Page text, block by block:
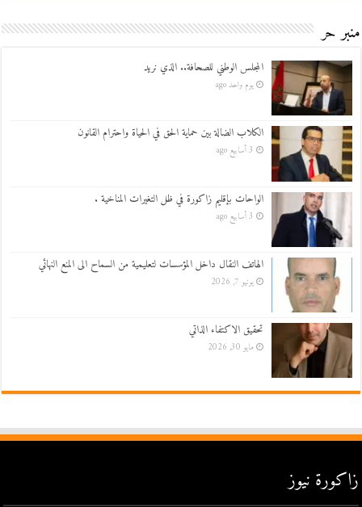
منبر حر
المجلس الوطني للصحافة.. الذي نريد
يوم واحد ago
الكلاب الضالة بين حماية الحق في الحياة واحترام القانون
3 أسابيع ago
الواحات بإقليم زاكورة في ظل التغيرات المناخية .
3 أسابيع ago
الهاتف النقال داخل المؤسسات لتعليمية من السماح الى المنع النهائي
يونيو 7, 2026
تحقيق الاكتفاء الذاتي
مايو 30, 2026
زاكورة نيوز